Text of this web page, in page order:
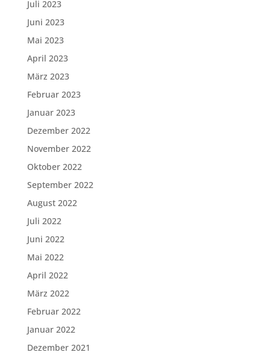
Juli 2023
Juni 2023
Mai 2023
April 2023
März 2023
Februar 2023
Januar 2023
Dezember 2022
November 2022
Oktober 2022
September 2022
August 2022
Juli 2022
Juni 2022
Mai 2022
April 2022
März 2022
Februar 2022
Januar 2022
Dezember 2021